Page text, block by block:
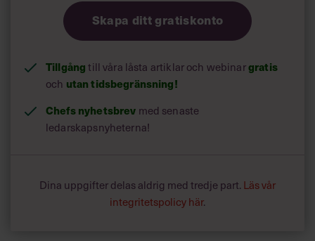
Skapa ditt gratiskonto
Tillgångtill våra låsta artiklar och webinargratis
och utan tidsbegränsning!
Chefs nyhetsbrev med senaste
ledarskapsnyheterna!
Dina uppgifter delas aldrig med tredje part. Läs vår
integritetspolicy här.